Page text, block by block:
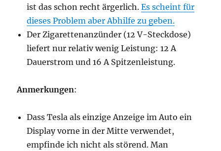
ist das schon recht ärgerlich.Es scheint für
dieses Problem aber Abhilfe zu geben.
Der Zigarettenanzünder (12 V-Steckdose)
liefert nur relativ wenig Leistung: 12 A
Dauerstrom und 16 A Spitzenleistung.
Anmerkungen:
Dass Tesla als einzige Anzeige im Auto ein
Display vorne in der Mitte verwendet,
empfinde ich nicht als störend. Man